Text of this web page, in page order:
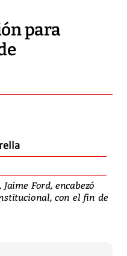
para
Ford, encabezó
con el fin de